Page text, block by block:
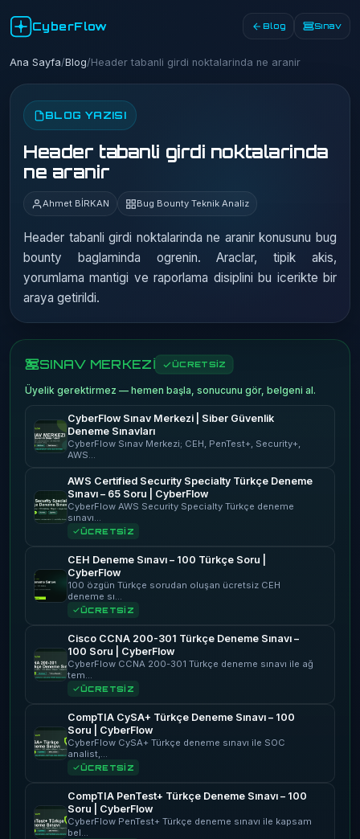
CyberFlow Blog Sınav
Ana Sayfa/Blog/Header tabanli girdi noktalarinda ne aranir
BLOG YAZISI
Header tabanli girdi noktalarinda
ne aranir
Ahmet BİRKAN Bug Bounty Teknik Analiz
Header tabanli girdi noktalarinda ne aranir konusunu bug
bounty baglaminda ogrenin. Araclar, tipik akis,
yorumlama mantigi ve raporlama disiplini bu icerikte bir
araya getirildi.
SINAV MERKEZİ ÜCRETSİZ
Üyelik gerektirmez — hemen başla, sonucunu gör, belgeni al.
CyberFlow Sınav Merkezi | Siber Güvenlik
Deneme Sınavları
CyberFlow Sınav Merkezi; CEH, PenTest+, Security+,
AWS…
AWS Certified Security Specialty Türkçe Deneme
Sınavı – 65 Soru | CyberFlow
CyberFlow AWS Security Specialty Türkçe deneme
sınavı…
ÜCRETSİZ
CEH Deneme Sınavı – 100 Türkçe Soru |
CyberFlow
100 özgün Türkçe sorudan oluşan ücretsiz CEH
deneme sı…
ÜCRETSİZ
Cisco CCNA 200-301 Türkçe Deneme Sınavı –
100 Soru | CyberFlow
CyberFlow CCNA 200-301 Türkçe deneme sınavı ile ağ
tem…
ÜCRETSİZ
CompTIA CySA+ Türkçe Deneme Sınavı – 100
Soru | CyberFlow
CyberFlow CySA+ Türkçe deneme sınavı ile SOC
analist,…
ÜCRETSİZ
CompTIA PenTest+ Türkçe Deneme Sınavı – 100
Soru | CyberFlow
CyberFlow PenTest+ Türkçe deneme sınavı ile kapsam
bel…